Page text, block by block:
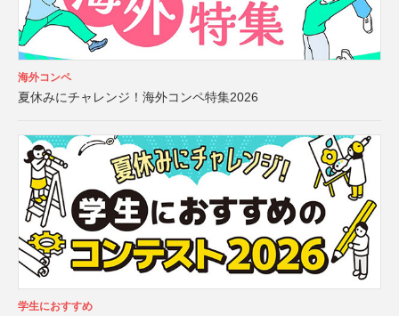
海外コンペ
夏休みにチャレンジ！海外コンペ特集2026
学生におすすめ